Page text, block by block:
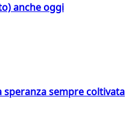
anche oggi
speranza sempre coltivata